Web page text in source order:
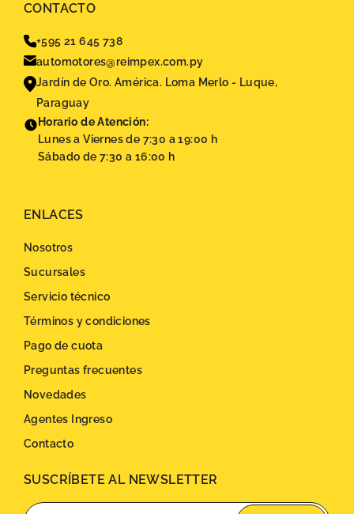
CONTACTO
+595 21 645 738
automotores@reimpex.com.py
Jardín de Oro. América. Loma Merlo - Luque,
Paraguay
Horario de Atención:
Lunes a Viernes de 7:30 a 19:00 h
Sábado de 7:30 a 16:00 h
ENLACES
Nosotros
Sucursales
Servicio técnico
Términos y condiciones
Pago de cuota
Preguntas frecuentes
Novedades
Agentes Ingreso
Contacto
SUSCRÍBETE AL NEWSLETTER